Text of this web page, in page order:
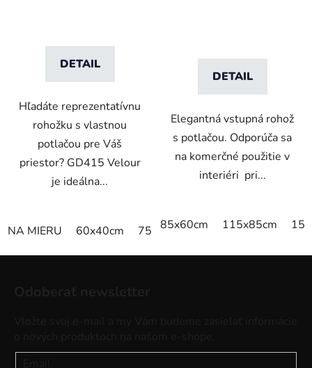
DETAIL
Hľadáte reprezentatívnu
rohožku s vlastnou
potlačou pre Váš
priestor? GD415 Velour
je ideálna...
NA MIERU 60x40cm 75x50cm 75x60cm 85x60cm
DETAIL
Elegantná vstupná rohož
s potlačou. Odporúča sa
na komerčné použitie v
interiéri pri...
85x60cm 115x85cm